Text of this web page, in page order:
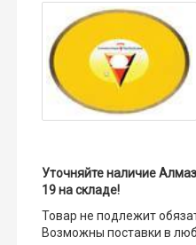
Уточняйте наличие
19 на складе!
Товар не подлежит
Возможны поставки в